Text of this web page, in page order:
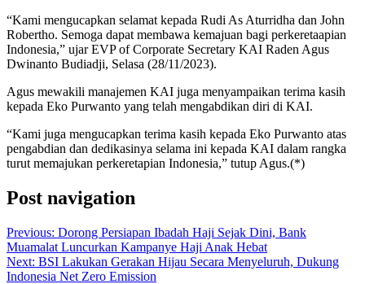
“Kami mengucapkan selamat kepada Rudi As Aturridha dan John
Robertho. Semoga dapat membawa kemajuan bagi perkeretaapian
Indonesia,” ujar EVP of Corporate Secretary KAI Raden Agus
Dwinanto Budiadji, Selasa (28/11/2023).
Agus mewakili manajemen KAI juga menyampaikan terima kasih
kepada Eko Purwanto yang telah mengabdikan diri di KAI.
“Kami juga mengucapkan terima kasih kepada Eko Purwanto atas
pengabdian dan dedikasinya selama ini kepada KAI dalam rangka
turut memajukan perkeretapian Indonesia,” tutup Agus.(*)
Post navigation
Previous: Dorong Persiapan Ibadah Haji Sejak Dini, Bank
Muamalat Luncurkan Kampanye Haji Anak Hebat
Next: BSI Lakukan Gerakan Hijau Secara Menyeluruh, Dukung
Indonesia Net Zero Emission